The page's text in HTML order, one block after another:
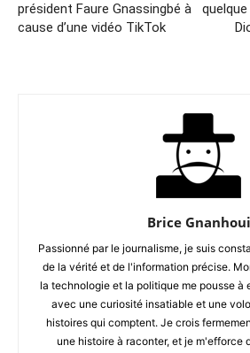
président Faure Gnassingbé à
cause d’une vidéo TikTok
Brice Gnanhoui
Passionné par le journalisme, je suis
de la vérité et de l'information précise.
la technologie et la politique me pousse à
avec une curiosité insatiable et une
histoires qui comptent. Je crois
une histoire à raconter, et je m'efforce